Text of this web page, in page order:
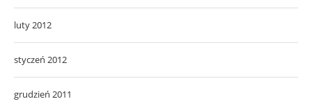
luty 2012
styczeń 2012
grudzień 2011